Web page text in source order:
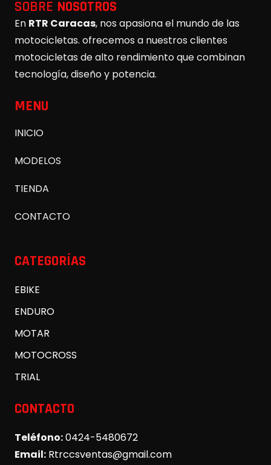
SOBRE NOSOTROS
En RTR Caracas, nos apasiona el mundo de las
motocicletas. ofrecemos a nuestros clientes
motocicletas de alto rendimiento que combinan
tecnología, diseño y potencia.
MENU
INICIO
MODELOS
TIENDA
CONTACTO
CATEGORÍAS
EBIKE
ENDURO
MOTAR
MOTOCROSS
TRIAL
CONTACTO
Teléfono:0424-5480672
Email: Rtrccsventas@gmail.com